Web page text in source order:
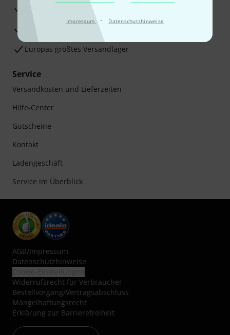
Impressum · Datenschutzhinweise
Beratung durch Fachexperten
Zufriedenheitsgarantie
Europas größtes Versandlager
Service
Versandkosten und Lieferzeiten
Hilfe-Center
Gutscheine
Kontakt
Ladengeschäft
Service im Überblick
AGB/Impressum
Datenschutzhinweise
Widerrufsrecht für Verbraucher
Bestellvorgang/Vertragsabschluss
Mängelhaftungsrecht
Erklärung zur Barrierefreiheit